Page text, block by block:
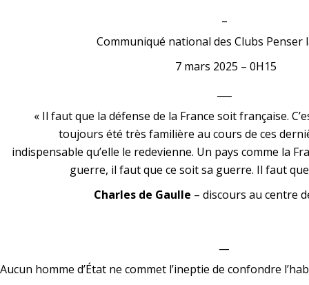
Communiqué national des Clubs Penser
7 mars 2025 – 0H15
« Il faut que la défense de la France soit française.
toujours été très familière au cours de ces
indispensable qu’elle le redevienne. Un pays comme la
guerre, il faut que ce soit sa guerre. Il faut
Charles de Gaulle – discours au centre
Aucun homme d’État ne commet l’ineptie de confondre